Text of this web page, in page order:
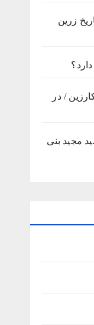
زرین
/ در
مجید بنی